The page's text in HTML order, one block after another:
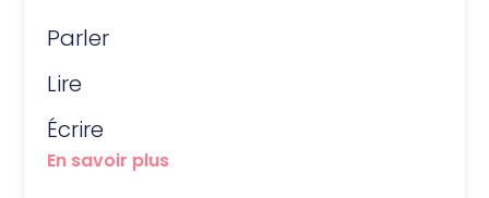
Parler
Lire
Écrire
En savoir plus